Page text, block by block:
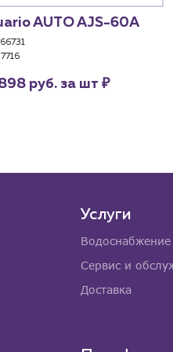
AUTO AJS-60A
66731
7716
руб. за шт ₽
Услуги
Сервис и
Доставка